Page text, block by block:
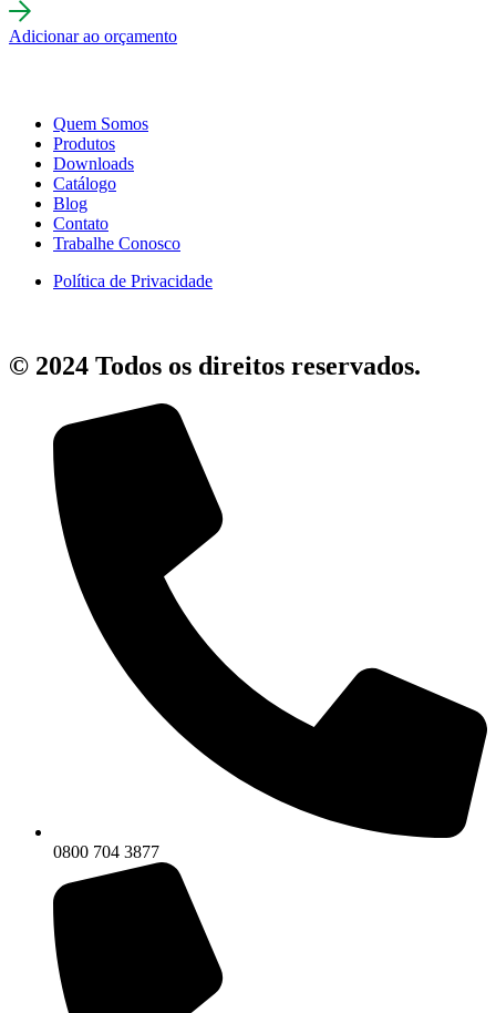
Adicionar ao orçamento
Quem Somos
Produtos
Downloads
Catálogo
Blog
Contato
Trabalhe Conosco
Política de Privacidade
© 2024 Todos os direitos reservados.
0800 704 3877